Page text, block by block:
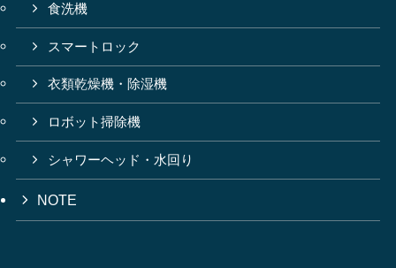
食洗機
スマートロック
衣類乾燥機・除湿機
ロボット掃除機
シャワーヘッド・水回り
NOTE